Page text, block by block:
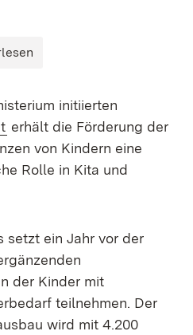
initiierten
(Öffnet in neuem Fenster)
erhält die Förderung der
von Kindern eine
Rolle in Kita und
setzt ein Jahr vor der
der Kinder mit
teilnehmen. Der
wird mit 4.200